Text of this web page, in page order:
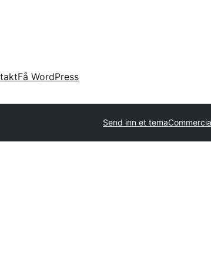
Få WordPress
Send inn et tema